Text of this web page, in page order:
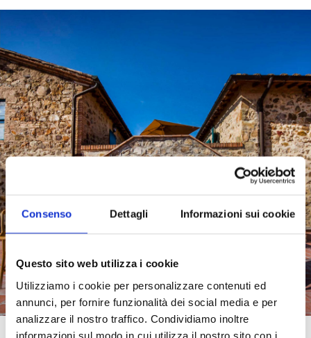
Consenso Dettagli Informazioni sui cookie
Questo sito web utilizza i cookie
Utilizziamo i cookie per personalizzare contenuti ed
annunci, per fornire funzionalità dei social media e per
analizzare il nostro traffico. Condividiamo inoltre
informazioni sul modo in cui utilizza il nostro sito con i